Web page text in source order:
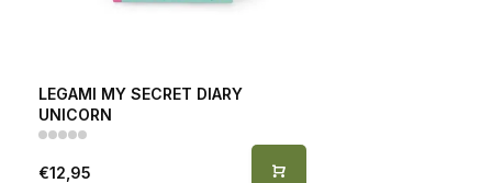
LEGAMI MY SECRET DIARY
UNICORN
€12,95